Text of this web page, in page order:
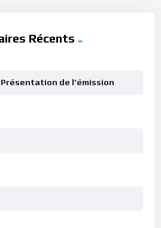
Récents
de l’émission